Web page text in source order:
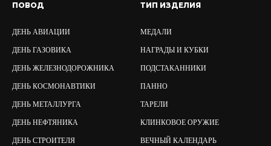
ПОВОД
ДЕНЬ АВИАЦИИ
ДЕНЬ ГАЗОВИКА
ДЕНЬ ЖЕЛЕЗНОДОРОЖНИКА
ДЕНЬ КОСМОНАВТИКИ
ДЕНЬ МЕТАЛЛУРГА
ДЕНЬ НЕФТЯНИКА
ДЕНЬ СТРОИТЕЛЯ
ТИП ИЗДЕЛИЯ
МЕДАЛИ
НАГРАДЫ И КУБКИ
ПОДСТАКАННИКИ
ПАННО
ТАРЕЛИ
КЛИНКОВОЕ ОРУЖИЕ
ВЕЧНЫЙ КАЛЕНДАРЬ